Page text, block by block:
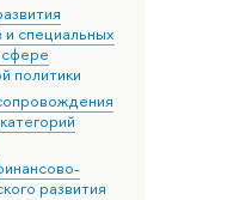
и специальных
политики
развития